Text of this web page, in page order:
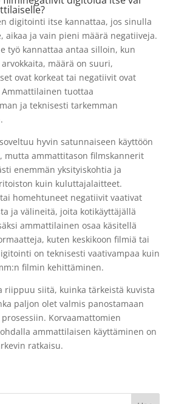
digitointi itse kannattaa, jos sinulla
aikaa ja vain pieni määrä negatiiveja.
työ kannattaa antaa silloin, kun
määrä on suuri,
ovat korkeat tai negatiivit ovat
tuottaa
ja teknisesti tarkemman
hyvin satunnaiseen käyttöön
mutta ammattitason filmskannerit
enemmän yksityiskohtia ja
kuin kuluttajalaitteet.
homehtuneet negatiivit vaativat
ja välineitä, joita kotikäyttäjällä
ammattilainen osaa käsitellä
kuten keskikoon filmiä tai
on teknisesti vaativampaa kuin
filmin kehittäminen.
riippuu siitä, kuinka tärkeistä kuvista
paljon olet valmis panostamaan
Korvaamattomien
ammattilaisen käyttäminen on
ratkaisu.